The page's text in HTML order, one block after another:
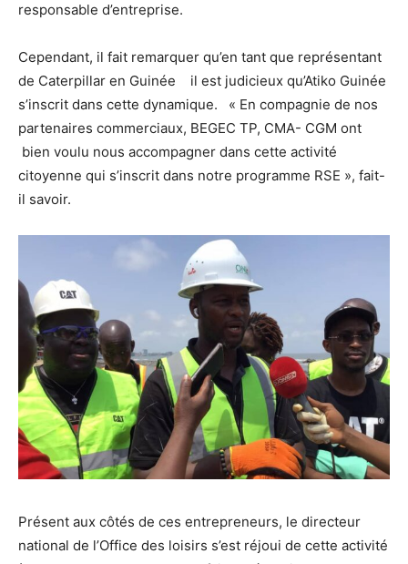
responsable d’entreprise.
Cependant, il fait remarquer qu’en tant que représentant
de Caterpillar en Guinée il est judicieux qu’Atiko Guinée
s’inscrit dans cette dynamique. « En compagnie de nos
partenaires commerciaux, BEGEC TP, CMA- CGM ont
bien voulu nous accompagner dans cette activité
citoyenne qui s’inscrit dans notre programme RSE », fait-
il savoir.
Présent aux côtés de ces entrepreneurs, le directeur
national de l’Office des loisirs s’est réjoui de cette activité